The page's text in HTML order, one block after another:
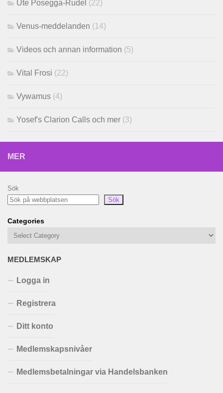
Ute Posegga-Rudel (22)
Venus-meddelanden (14)
Videos och annan information (5)
Vital Frosi (22)
Vywamus (4)
Yosef's Clarion Calls och mer (3)
MER
Sök
Sök
Categories
MEDLEMSKAP
Logga in
Registrera
Ditt konto
Medlemskapsnivåer
Medlemsbetalningar via Handelsbanken